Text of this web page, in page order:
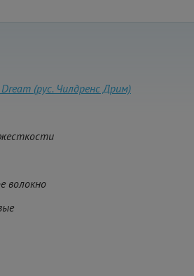
(рус. Чилдренс Дрим)
волокно